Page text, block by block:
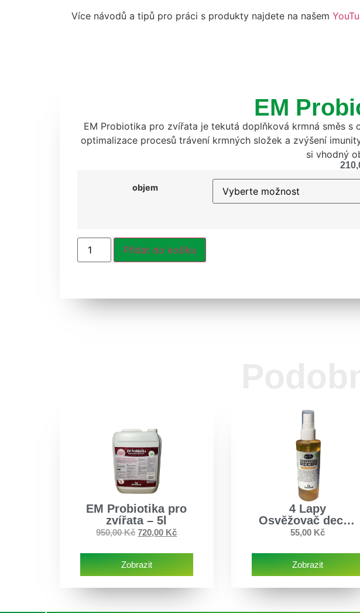
Více návodů a tipů pro práci s produkty najdete na našem
EM
EM Probiotika pro zvířata je tekutá doplňková krmná směs s
optimalizace procesů trávení krmných složek a zvýšení
si vhodný
objem
Přidat do košíku
EM Probiotika pro
zvířata – 5l
950,00Kč 720,00 Kč
Zobrazit
4 Lapy
Osvěžovač dechu
pro psy ve spreji
55,00 Kč
Zobrazit